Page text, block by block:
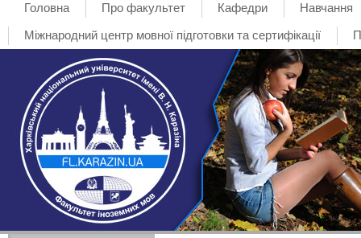
Головна Про факультет Кафедри
Навчання
Міжнародний центр мовної підготовки та сертифікації